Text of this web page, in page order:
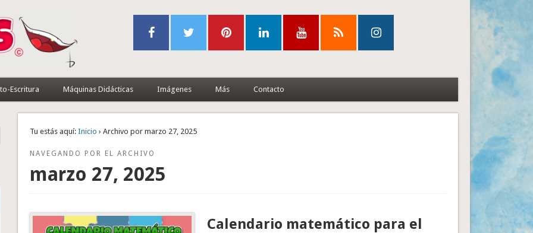
Escritura Máquinas Didácticas Imágenes Más Contacto
Tu estás aquí: Inicio › Archivo por marzo 27, 2025
NAVEGANDO POR EL ARCHIVO
marzo 27, 2025
Calendario matemático para el